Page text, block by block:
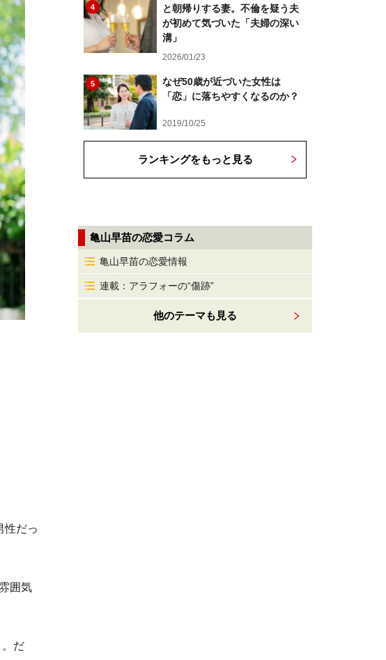
性だっ
囲気
だ
4
と朝帰りする妻。不倫を疑う夫
が初めて気づいた「夫婦の深い
溝」
2026/01/23
5
なぜ50歳が近づいた女性は
「恋」に落ちやすくなるのか？
2019/10/25
ランキングをもっと見る
亀山早苗の恋愛コラム
亀山早苗の恋愛情報
連載：アラフォーの“傷跡”
他のテーマも見る